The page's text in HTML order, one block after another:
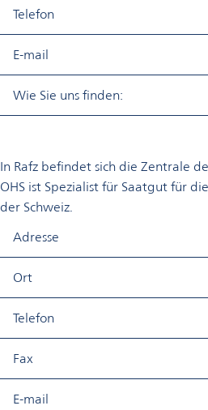
​Telefon
​E-mail
​Wie Sie uns finden:
In Rafz befindet sich die Zentrale
OHS ist Spezialist für Saatgut für
der Schweiz.
Adresse
​Ort
​Telefon
​Fax
​E-mail